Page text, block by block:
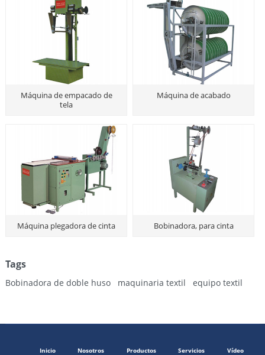
Máquina de empacado de
tela
Máquina de acabado
Máquina plegadora de cinta Bobinadora, para cinta
Tags
Bobinadora de doble huso maquinaria textil equipo textil
Inicio Nosotros Productos Servicios Vídeo